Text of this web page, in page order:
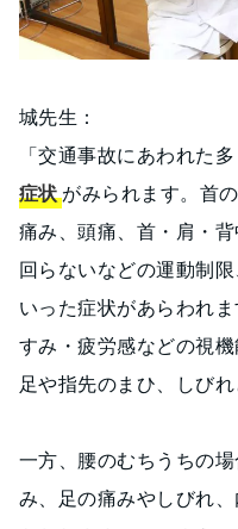
城先生：
「交通事故にあわれた多
症状 がみられます。首
痛み、頭痛、首・肩・
回らないなどの運動制
いった症状があらわれ
すみ・疲労感などの視
足や指先のまひ、しび
一方、腰のむちうちの
み、足の痛みやしびれ